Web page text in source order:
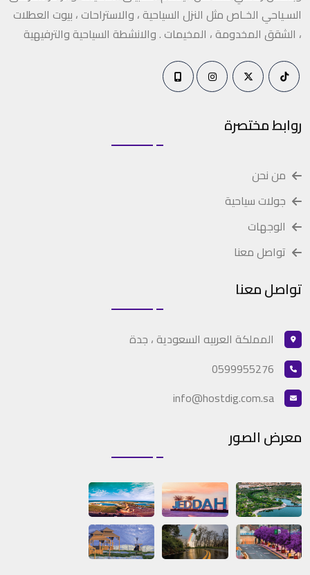
السـياحي الخـاص مثل النزل السياحية ، والاستراحات ، بيوت العطلات
، الشقق المخدومة ، المخيمات . والانشطة السياحية والترفيهية
روابط مختصرة
من نحن
جولات سياحية
الوجهات
تواصل معنا
تواصل معنا
المملكة العربيه السعودية ، جدة
0599955276
info@hostdig.com.sa
معرض الصور